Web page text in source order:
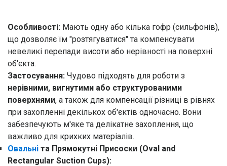
Особливості: Мають одну або кілька гофр (сильфонів),
що дозволяє їм "розтягуватися" та компенсувати
невеликі перепади висоти або нерівності на поверхні
об'єкта.
Застосування: Чудово підходять для роботи з
нерівними, вигнутими або структурованими
поверхнями, а також для компенсації різниці в рівнях
при захопленні декількох об'єктів одночасно. Вони
забезпечують м'яке та делікатне захоплення, що
важливо для крихких матеріалів.
Овальні та Прямокутні Присоски (Oval and
Rectangular Suction Cups):